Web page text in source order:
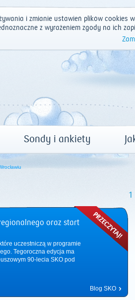
i zmianie ustawień plików cookies
z wyrażeniem zgody na ich
Sondy i ankiety
1
oraz start
uczestniczą w programie
Tegoroczna edycja ma
90-lecia SKO pod
Blog SKO